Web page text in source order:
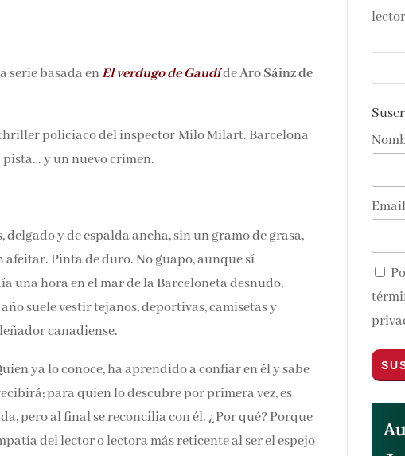
serie basada enEl verdugo de GaudídeAro Sáinz de
policiaco del inspector Milo Milart. Barcelona
y un nuevo crimen.
y de espalda ancha, sin un gramo de grasa,
afeitar. Pinta de duro. No guapo, aunque sí
una hora en el mar de la Barceloneta desnudo,
suele vestir tejanos, deportivas, camisetas y
canadiense.
ya lo conoce, ha aprendido a confiar en él y sabe
para quien lo descubre por primera vez, es
pero al final se reconcilia con él. ¿Por qué? Porque
del lector o lectora más reticente al ser el espejo